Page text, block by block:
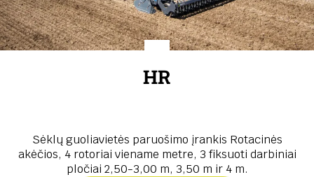
HR
Sėklų guoliavietės paruošimo įrankis Rotacinės
akėčios, 4 rotoriai viename metre, 3 fiksuoti darbiniai
pločiai 2,50-3,00 m, 3,50 m ir 4 m.